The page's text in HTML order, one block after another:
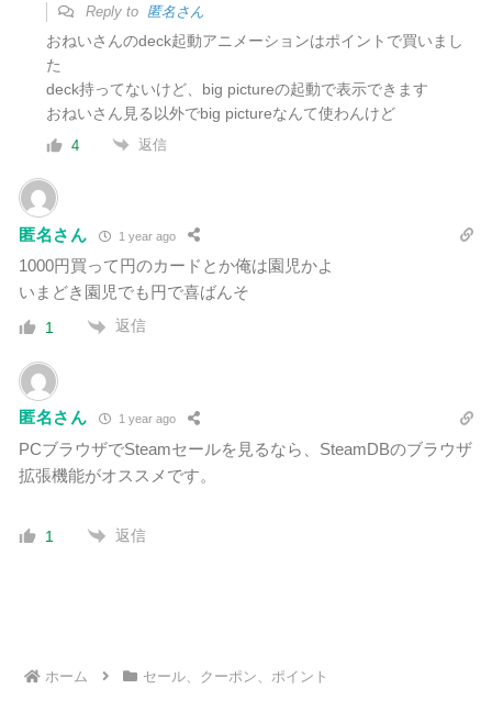
Reply to 匿名さん
おねいさんのdeck起動アニメーションはポイントで買いまし
た
deck持ってないけど、big pictureの起動で表示できます
おねいさん見る以外でbig pictureなんて使わんけど
4 返信
匿名さん 1 year ago
1000円買って円のカードとか俺は園児かよ
いまどき園児でも円で喜ばんそ
1 返信
匿名さん 1 year ago
PCブラウザでSteamセールを見るなら、 SteamDBのブラウザ
拡張機能がオススメです。
1 返信
ホーム セール、クーポン、ポイント